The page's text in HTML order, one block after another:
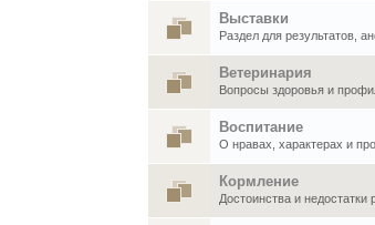
Выставки
Раздел для результатов,
Ветеринария
Вопросы здоровья и
Воспитание
О нравах, характерах и
Кормление
Достоинства и